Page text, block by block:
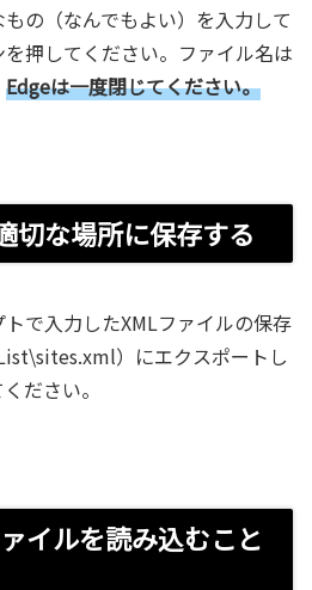
の（なんでもよい）を入力して
を押してください。ファイル名は
Edgeは一度閉じてください。
切な場所に保存する
で入力したXMLファイルの保存
）にエクスポートし
ださい。
イルを読み込むこと